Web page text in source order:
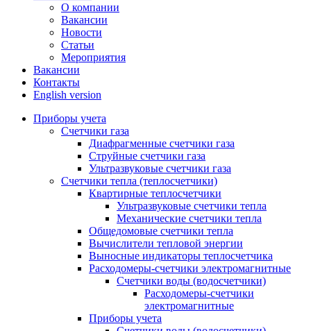
О компании
Вакансии
Новости
Статьи
Мероприятия
Вакансии
Контакты
English version
Приборы учета
Счетчики газа
Диафрагменные счетчики газа
Струйные счетчики газа
Ультразвуковые счетчики газа
Счетчики тепла (теплосчетчики)
Квартирные теплосчетчики
Ультразвуковые счетчики тепла
Механические счетчики тепла
Общедомовые счетчики тепла
Вычислители тепловой энергии
Выносные индикаторы теплосчетчика
Расходомеры-счетчики электромагнитные
Счетчики воды (водосчетчики)
Расходомеры-счетчики
электромагнитные
Приборы учета